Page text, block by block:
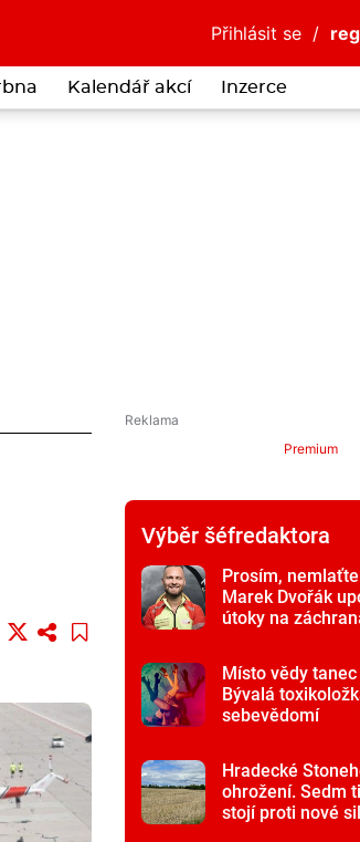
Přihlásit se /
Kalendář akcí Inzerce
Premium
Výběr šéfredaktora
Prosím,
Marek Dvořák
útoky na
Místo vědy
Bývalá
sebevědomí
Hradecké
ohrožení. Sedm
stojí proti nové